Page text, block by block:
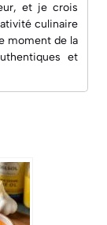
et je crois
culinaire
moment de la
et